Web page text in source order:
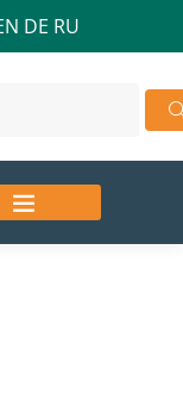
DE RU